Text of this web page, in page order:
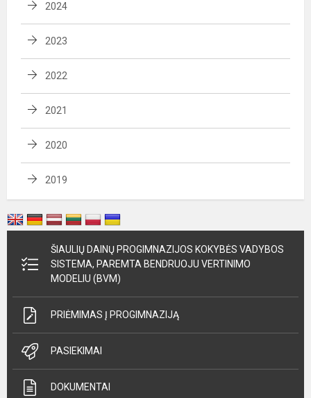
2024
2023
2022
2021
2020
2019
ŠIAULIŲ DAINŲ PROGIMNAZIJOS KOKYBĖS VADYBOS
SISTEMA, PAREMTA BENDRUOJU VERTINIMO
MODELIU (BVM)
PRIĖMIMAS Į PROGIMNAZIJĄ
PASIEKIMAI
DOKUMENTAI